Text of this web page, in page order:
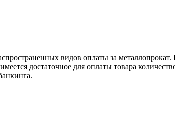
видов оплаты за
достаточное для оплаты товара